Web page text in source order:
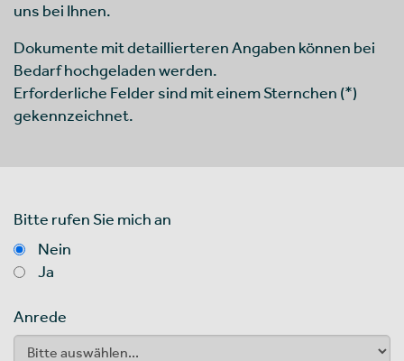
uns bei Ihnen.
Dokumente mit detaillierteren Angaben können bei
Bedarf hochgeladen werden.
Erforderliche Felder sind mit einem Sternchen (*)
gekennzeichnet.
Bitte rufen Sie mich an
Nein
Ja
Anrede